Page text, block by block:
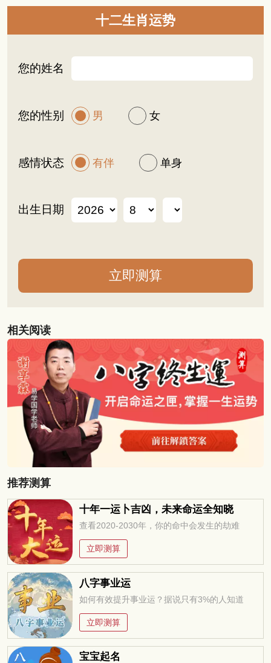
十二生肖运势
您的姓名
您的性别 男 女
感情状态 有伴 单身
出生日期
相关阅读
推荐测算
十年一运卜吉凶，未来命运全知晓
查看2020-2030年，你的命中会发生的劫难
立即测算
八字事业运
如何有效提升事业运？据说只有3%的人知道
立即测算
宝宝起名